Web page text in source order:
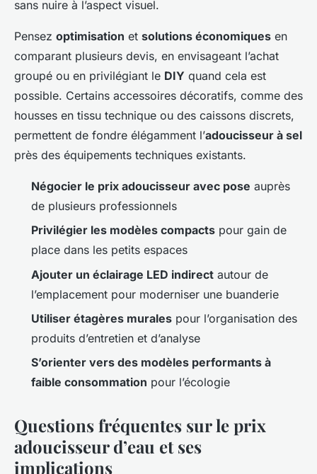
sans nuire à l’aspect visuel.
Pensez optimisation et solutions économiques en
comparant plusieurs devis, en envisageant l’achat
groupé ou en privilégiant le DIY quand cela est
possible. Certains accessoires décoratifs, comme des
housses en tissu technique ou des caissons discrets,
permettent de fondre élégamment l’adoucisseur à sel
près des équipements techniques existants.
Négocier le prix adoucisseur avec pose auprès
de plusieurs professionnels
Privilégier les modèles compacts pour gain de
place dans les petits espaces
Ajouter un éclairage LED indirect autour de
l’emplacement pour moderniser une buanderie
Utiliser étagères murales pour l’organisation des
produits d’entretien et d’analyse
S’orienter vers des modèles performants à
faible consommation pour l’écologie
Questions fréquentes sur le prix
adoucisseur d’eau et ses
implications